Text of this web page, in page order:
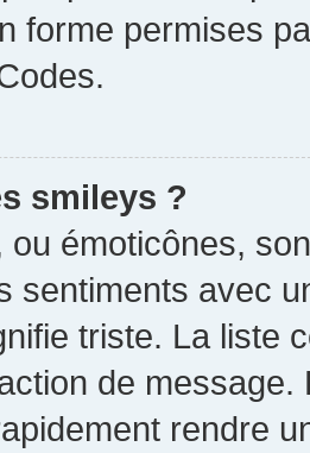
forme permises
smileys ?
ou émoticônes,
sentiments avec
triste. La liste
de
rendre